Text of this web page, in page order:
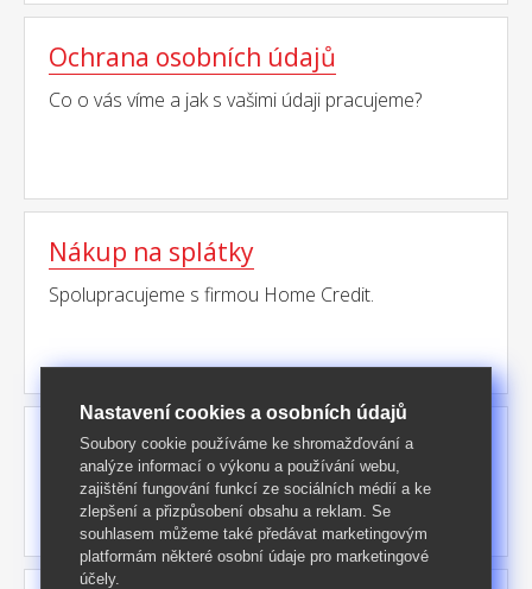
Ochrana osobních údajů
Co o vás víme a jak s vašimi údaji pracujeme?
Nákup na splátky
Spolupracujeme s firmou Home Credit.
IDEA leták
Akční nabídka na 14 dnů v online letáku.
Nastavení cookies a osobních údajů
Soubory cookie používáme ke shromažďování a
analýze informací o výkonu a používání webu,
zajištění fungování funkcí ze sociálních médií a ke
zlepšení a přizpůsobení obsahu a reklam. Se
souhlasem můžeme také předávat marketingovým
platformám některé osobní údaje pro marketingové
účely.